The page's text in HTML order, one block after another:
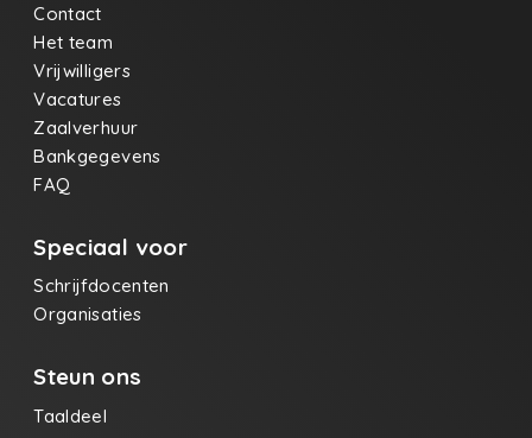
Contact
Het team
Vrijwilligers
Vacatures
Zaalverhuur
Bankgegevens
FAQ
Speciaal voor
Schrijfdocenten
Organisaties
Steun ons
Taaldeel